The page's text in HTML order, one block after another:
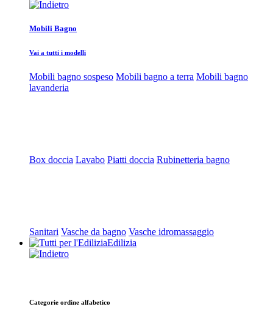
Mobili Bagno
Vai a tutti i modelli
Mobili bagno sospeso Mobili bagno a terra Mobili bagno
lavanderia
Box doccia Lavabo Piatti doccia Rubinetteria bagno
Sanitari Vasche da bagno Vasche idromassaggio
Edilizia
Categorie ordine alfabetico